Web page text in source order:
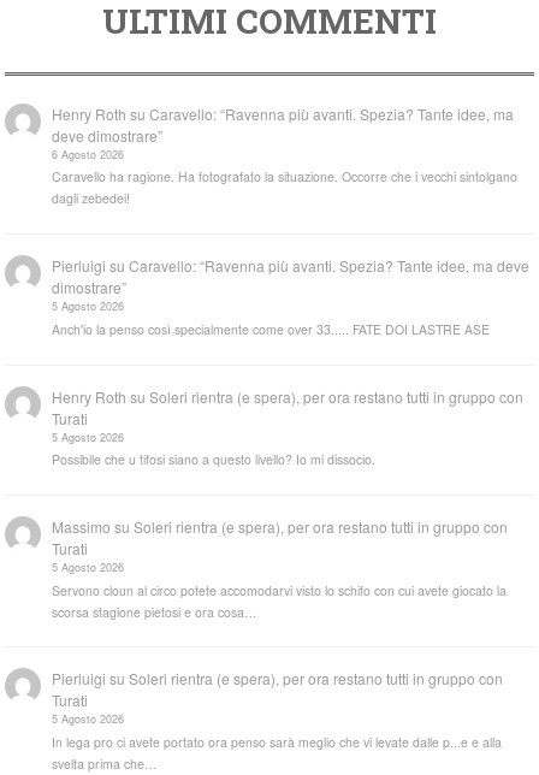
ULTIMI COMMENTI
Henry Roth suCaravello: “Ravenna più avanti. Spezia? Tante idee, ma
deve dimostrare”
6 Agosto 2026
Caravello ha ragione. Ha fotografato la situazione. Occorre che i vecchi sintolgano
dagli zebedei!
Pierluigi suCaravello: “Ravenna più avanti. Spezia? Tante idee, ma deve
dimostrare”
5 Agosto 2026
Anch'io la penso così specialmente come over 33..... FATE DOI LASTRE ASE
Henry Roth suSoleri rientra (e spera), per ora restano tutti in gruppo con
Turati
5 Agosto 2026
Possibile che u tifosi siano a questo livello? Io mi dissocio.
Massimo suSoleri rientra (e spera), per ora restano tutti in gruppo con
Turati
5 Agosto 2026
Servono cloun al circo potete accomodarvi visto lo schifo con cui avete giocato la
scorsa stagione pietosi e ora cosa…
Pierluigi suSoleri rientra (e spera), per ora restano tutti in gruppo con
Turati
5 Agosto 2026
In lega pro ci avete portato ora penso sarà meglio che vi levate dalle p...e e alla
svelta prima che…